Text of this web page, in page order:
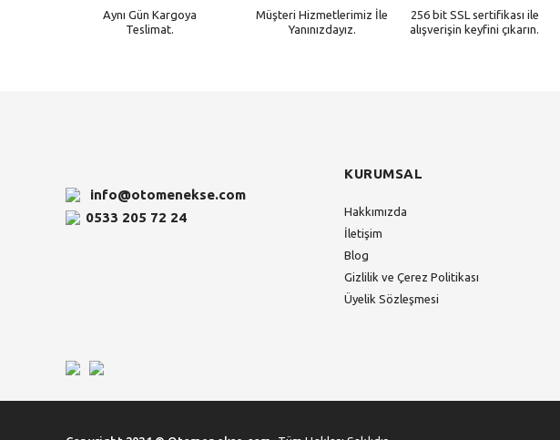
Aynı Gün Kargoya
Teslimat.
Müşteri Hizmetlerimiz İle
Yanınızdayız.
256 bit SSL sertifikası ile
alışverişin keyfini çıkarın.
info@otomenekse.com
0533 205 72 24
KURUMSAL
Hakkımızda
İletişim
Blog
Gizlilik ve Çerez Politikası
Üyelik Sözleşmesi